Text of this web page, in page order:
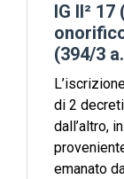
IG II²
(394/3
di 2
dall’altro,
emanato